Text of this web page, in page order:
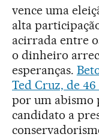
vence uma
alta
acirrada entre
o dinheiro
esperanças.
Ted Cruz, de 46
por um abismo
candidato a